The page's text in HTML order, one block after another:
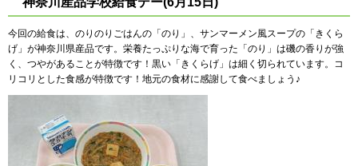
今回の給食は、のりのりごはんの「のり」、サンマーメン風スープの「きくら
げ」が神奈川県産品です。栄養たっぷりな海で育った「のり」は磯の香りが強
く、つやがあることが特徴です！黒い「きくらげ」は細く切られています。コ
リコリとした食感が特徴です！地元の食材に感謝して食べましょう♪